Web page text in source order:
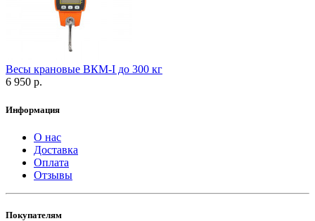
Весы крановые ВКМ-I до 300 кг
6 950 р.
Информация
О нас
Доставка
Оплата
Отзывы
Покупателям